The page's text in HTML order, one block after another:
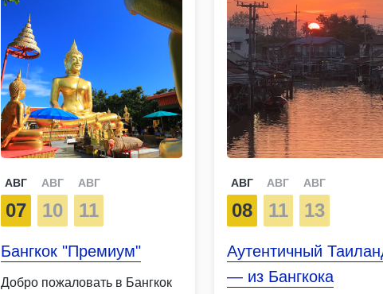
АВГ
07
АВГ
10
АВГ
11
Бангкок "Премиум"
Добро пожаловать в Бангкок
АВГ
08
АВГ
11
АВГ
13
Аутентичный
— из Бангкока